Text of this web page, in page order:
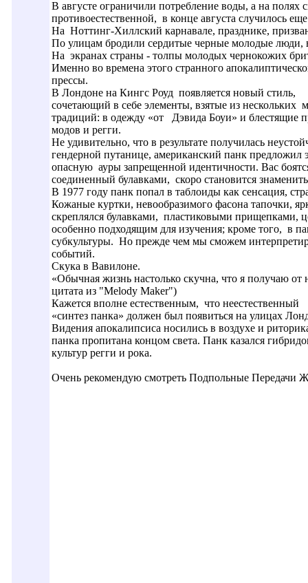
В августе ограничили потребление воды, а на полях
противоестественной, в конце августа случилось
На Ноттинг-Хиллский карнавале, празднике,
По улицам бродили сердитые черные молодые люди,
На экранах страны - толпы молодых чернокожих
Именно во времена этого странного
прессы.
В Лондоне на Кингс Роуд появляется новый стиль,
сочетающий в себе элементы, взятые из
традиций: в одежду «от Дэвида Боуи» и блестящие
модов и регги.
Не удивительно, что в результате получилась
гендерной путанице, американский панк предложил
опасную ауры запрещенной идентичности. Вас
соединенный булавками, скоро становится
В 1977 году панк попал в таблоиды как сенсация,
Кожаные куртки, невообразимого фасона тапочки,
скреплялся булавками, пластиковыми прищепками,
особенно подходящим для изучения; кроме того, в
субкультуры. Но прежде чем мы сможем
событий.
Скука в Вавилоне.
«Обычная жизнь настолько скучна, что я получаю от
цитата из "Melody Maker")
Кажется вполне естественным, что неестественный
«синтез панка» должен был появиться на улицах
Видения апокалипсиса носились в воздухе и
панка пропитана концом света. Панк казался
культур регги и рока.
Очень рекомендую смотреть Подпольные